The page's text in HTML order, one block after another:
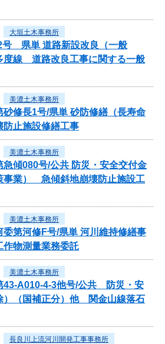
大垣土木事務所
号 県単 道路新設改良（一般
線 道路改良工事に関する一般
美濃土木事務所
砂修長1号/県単 砂防修繕（長寿命
止施設修繕工事
美濃土木事務所
急傾080号/公共 防災・安全交付金
事業） 急傾斜地崩壊防止施設工
美濃土木事務所
委第河修F号/県単 河川維持修繕事
物測量業務委託
美濃土木事務所
43-A010-4-3他号/公共 防災・安
）（国補正分）他 関金山線落石
長良川上流河川開発工事事務所